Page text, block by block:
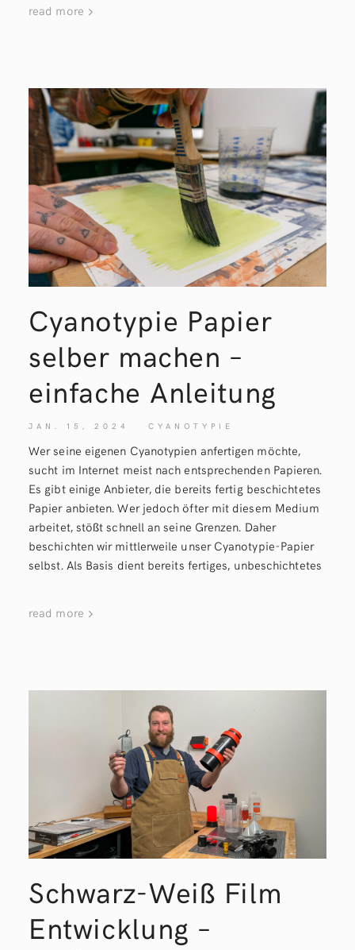
read more
Cyanotypie Papier
selber machen –
einfache Anleitung
JAN. 15, 2024 CYANOTYPIE
Wer seine eigenen Cyanotypien anfertigen möchte,
sucht im Internet meist nach entsprechenden Papieren.
Es gibt einige Anbieter, die bereits fertig beschichtetes
Papier anbieten. Wer jedoch öfter mit diesem Medium
arbeitet, stößt schnell an seine Grenzen. Daher
beschichten wir mittlerweile unser Cyanotypie-Papier
selbst. Als Basis dient bereits fertiges, unbeschichtetes
read more
Schwarz-Weiß Film
Entwicklung –